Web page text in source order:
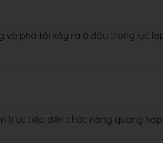
và pha tối xảy ra ở đâu trong lục
trực tiếp đến chức năng quang hợp